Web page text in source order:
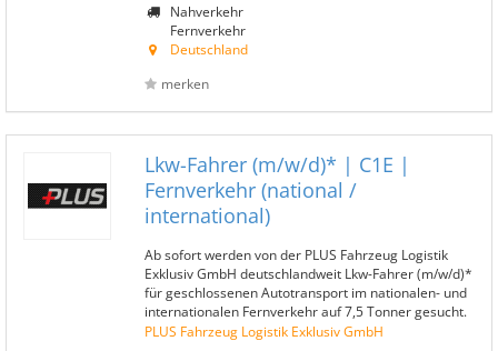
Nahverkehr
Fernverkehr
Deutschland
merken
Lkw-Fahrer (m/w/d)* | C1E |
Fernverkehr (national /
international)
Ab sofort werden von der PLUS Fahrzeug Logistik
Exklusiv GmbH deutschlandweit Lkw-Fahrer (m/w/d)*
für geschlossenen Autotransport im nationalen- und
internationalen Fernverkehr auf 7,5 Tonner gesucht.
PLUS Fahrzeug Logistik Exklusiv GmbH